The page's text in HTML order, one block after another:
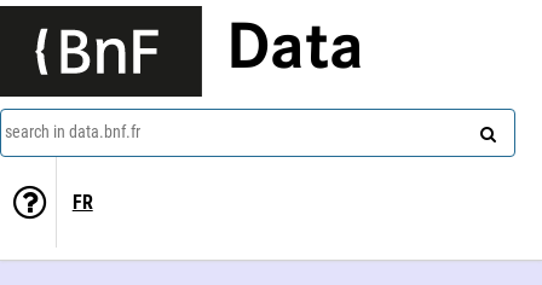
Data
search in data.bnf.fr
FR